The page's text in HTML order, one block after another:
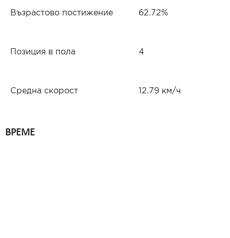
Възрастово постижение 62.72%
Позиция в пола 4
Средна скорост 12.79 км/ч
ВРЕМЕ